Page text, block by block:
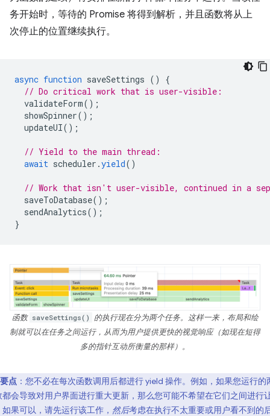
务开始时，等待的 Promise 将得到解析，并且函数将从上
次停止的位置继续执行。
async function saveSettings ()
{
// Do critical work that is user-visible:
validateForm();
showSpinner();
updateUI();
// Yield to the main thread:
await scheduler .yield()
// Work that isn't user-visible, continued in a
saveToDatabase();
sendAnalytics();
}
函数 saveSettings()
的执行现在分为两个任务。这样一来，布局和绘
制就可以在任务之间运行，从而为用户提供更快的视觉响应（如现在短得
多的指针互动所衡量的那样）。
要点 ：您不必在每次函数调用后都进行 yield 操作。例如，如果您运行的
都会导致对用户界面进行重大更新，那么您可能不希望在它们之间进行
果可以，请先运行该工作， 然后考虑在执行不太重要或用户看不到的